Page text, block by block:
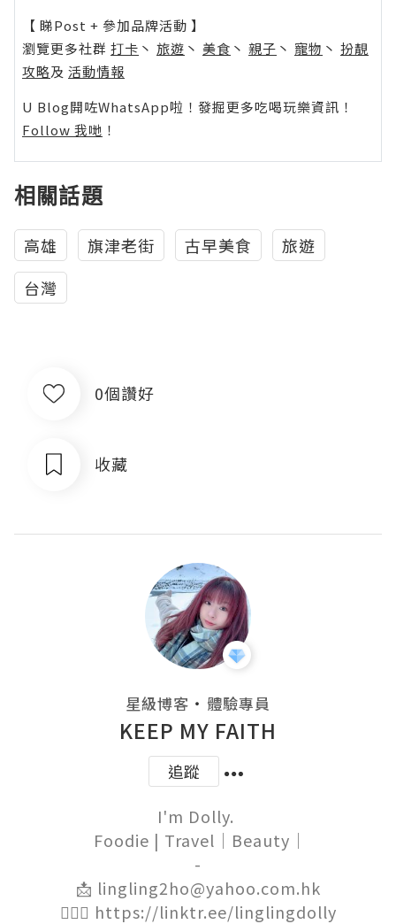
【 睇Post + 參加品牌活動 】
瀏覽更多社群 打卡 丶 旅遊 丶 美食 丶 親子 丶 寵物 丶 扮靚
攻略及 活動情報
U Blog開咗WhatsApp啦！發掘更多吃喝玩樂資訊！
Follow 我哋 ！
相關話題
高雄 旗津老街 古早美食
旅遊
台灣
0個讚好
收藏
星級博客 ・ 體驗專員
KEEP MY FAITH
追蹤
I'm Dolly.
-
📩 lingling2ho@yahoo.com.hk
🙋🏻‍♀️ https://linktr.ee/linglingdolly